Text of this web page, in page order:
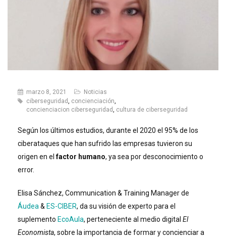
marzo 8, 2021
Noticias
ciberseguridad, concienciación,
concienciacion ciberseguridad, cultura de ciberseguridad
Según los últimos estudios, durante el 2020 el 95% de los
ciberataques que han sufrido las empresas tuvieron su
origen en elfactor humano, ya sea por desconocimiento o
error.
Elisa Sánchez, Communication & Training Manager de
Áudea & ES-CIBER, da su visión de experto para el
suplemento EcoAula, perteneciente al medio digital El
Economista, sobre la importancia de formar y concienciar a